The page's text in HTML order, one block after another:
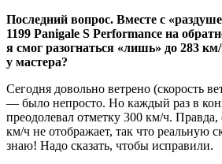
Последний вопрос. Вместе с
1199 Panigale S Performance на
я смог разогнаться «лишь» до 283
у мастера?
Сегодня довольно ветрено (скорость
— было непросто. Но каждый раз в
преодолевал отметку 300 км/ч.
км/ч не отображает, так что реальную
знаю! Надо сказать, чтобы исправили.